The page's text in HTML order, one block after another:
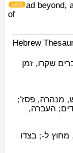
ad
verb
beyond,
of
Hebrew
שקרו, זמן
מנהרה, פסז';
העברה,
ל-; בצדו